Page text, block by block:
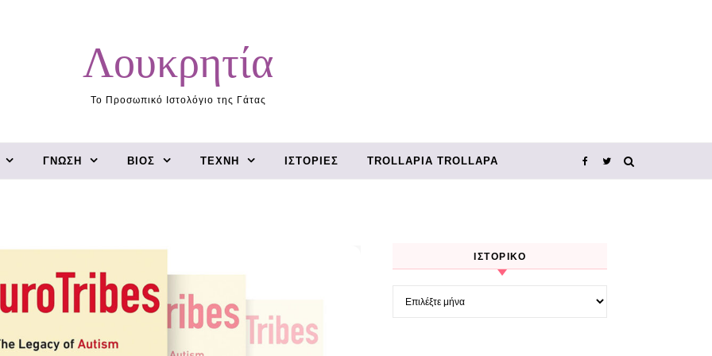
Λουκρητία
Το Προσωπικό Ιστολόγιο της Γάτας
ΓΝΏΣΗ ΒΊΟΣ ΤΈΧΝΗ ΙΣΤΟΡΊΕΣ TROLLΑΡΊΑ TROLLΑΡΆ
ΙΣΤΟΡΙΚΌ
Ιστορικό